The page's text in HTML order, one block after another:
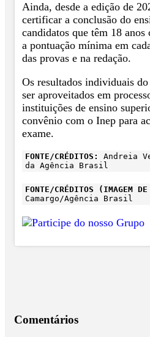
Ainda, desde a edição de
certificar a conclusão do
candidatos que têm 18 anos
a pontuação mínima em
das provas e na redação.
Os resultados individuais
ser aproveitados em
instituições de ensino
convênio com o Inep para
exame.
FONTE/CRÉDITOS:
Andreia
da Agência Brasil
FONTE/CRÉDITOS (IMAGEM
Camargo/Agência Brasil
Comentários